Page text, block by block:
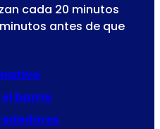
cada 20 minutos
antes de que
barrio